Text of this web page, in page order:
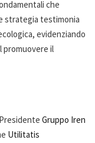
che
strategia testimonia
evidenziando
promuovere il
Gruppo Iren
Utilitatis